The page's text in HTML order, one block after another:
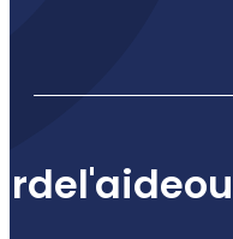
del'aideou